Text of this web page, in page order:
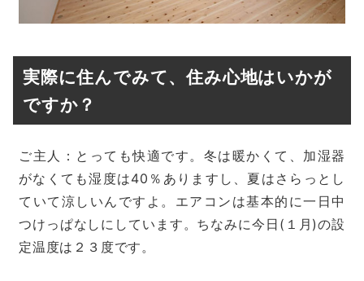
実際に住んでみて、住み心地はいかが
ですか？
ご主人：とっても快適です。冬は暖かくて、加湿器
がなくても湿度は40％ありますし、夏はさらっとし
ていて涼しいんですよ。エアコンは基本的に一日中
つけっぱなしにしています。ちなみに今日(１月)の設
定温度は２３度です。